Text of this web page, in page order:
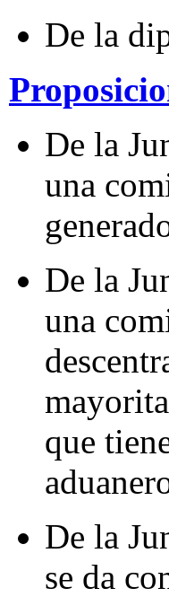
De la
De la
una
De la
una
que
De la
se da